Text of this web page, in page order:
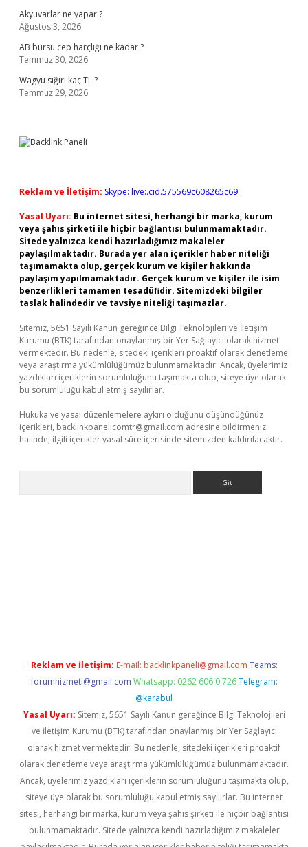
Akyuvarlar ne yapar ?
Ağustos 3, 2026
AB bursu cep harçlığı ne kadar ?
Temmuz 30, 2026
Wagyu sığırı kaç TL ?
Temmuz 29, 2026
Reklam ve İletişim: Skype: live:.cid.575569c608265c69
Yasal Uyarı: Bu internet sitesi, herhangi bir marka, kurum
veya şahıs şirketi ile hiçbir bağlantısı bulunmamaktadır.
Sitede yalnızca kendi hazırladığımız makaleler
paylaşılmaktadır. Burada yer alan içerikler haber niteliği
taşımamakta olup, gerçek kurum ve kişiler hakkında
paylaşım yapılmamaktadır. Gerçek kurum ve kişiler ile isim
benzerlikleri tamamen tesadüfidir. Sitemizdeki bilgiler
taslak halindedir ve tavsiye niteliği taşımazlar.
Sitemiz, 5651 Sayılı Kanun gereğince Bilgi Teknolojileri ve İletişim
Kurumu (BTK) tarafından onaylanmış bir Yer Sağlayıcı olarak hizmet
vermektedir. Bu nedenle, sitedeki içerikleri proaktif olarak denetleme
veya araştırma yükümlülüğümüz bulunmamaktadır. Ancak, üyelerimiz
yazdıkları içeriklerin sorumluluğunu taşımakta olup, siteye üye olarak
bu sorumluluğu kabul etmiş sayılırlar.
Hukuka ve yasal düzenlemelere aykırı olduğunu düşündüğünüz
içerikleri, backlinkpanelicomtr@gmail.com adresine bildirmeniz
halinde, ilgili içerikler yasal süre içerisinde sitemizden kaldırılacaktır.
Reklam ve İletişim: E-mail: backlinkpaneli@gmail.com Teams:
forumhizmeti@gmail.com Whatsapp: 0262 606 0 726 Telegram:
@karabul
Yasal Uyarı: Sitemiz, 5651 Sayılı Kanun gereğince Bilgi Teknolojileri
ve İletişim Kurumu (BTK) tarafından onaylanmış bir Yer Sağlayıcı
olarak hizmet vermektedir. Bu nedenle, sitedeki içerikleri proaktif
olarak denetleme veya araştırma yükümlülüğümüz bulunmamaktadır.
Ancak, üyelerimiz yazdıkları içeriklerin sorumluluğunu taşımakta olup,
siteye üye olarak bu sorumluluğu kabul etmiş sayılırlar. Bu internet
sitesi, herhangi bir marka, kurum veya şahıs şirketi ile hiçbir bağlantısı
bulunmamaktadır. Sitede yalnızca kendi hazırladığımız makaleler